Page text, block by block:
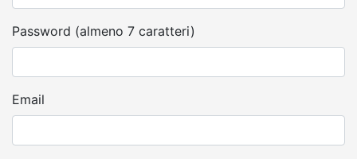
Password (almeno 7 caratteri)
Email